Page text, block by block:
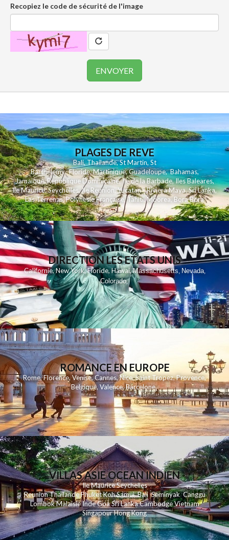
Recopiez le code de sécurité de l'image
PLAGES DE REVE
Bali,Thailande,St Martin,St
Barthelemy,Floride,Martinique,Guadeloupe,Bahamas,
Jamaique,Republique Dominicaine,Ile de la Barbade,Iles Baleares,
Ile Maurice,Seychelles,Ile Reunion,Yucatan - Riviera Maya,Sri Lanka,
Las Terrenas,Polynesie Française,Tahiti,Moorea, Bora Bora
DIRECTION LES ETATS UNIS
Californie,New York,Floride,Hawai,Massachusetts, Nevada,
Colorado,
ROMANCE EN EUROPE
Rome,Florence,Venise,Cannes,Nice,Saint Tropez,Provence,
Belgique,Valence,Barcelone,
VILLAS ASIE OCEAN INDIEN
Ile MauriceSeychelles
ReunionThailandePhuketKohSamui Bali SeminyakCanggu
LombokMalaisieIndeGoaSri LankaCambodgeVietnam
SingapourHong Kong